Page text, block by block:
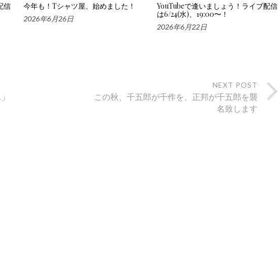
信
今年も！Tシャツ屋、始めました！
2026年6月26日
YouTubeで逢いましょう！ライブ配信
は6/24(水)、19:00〜！
2026年6月22日
NEXT POST
この秋、千五郎が千作を、正邦が千五郎を襲
名致します